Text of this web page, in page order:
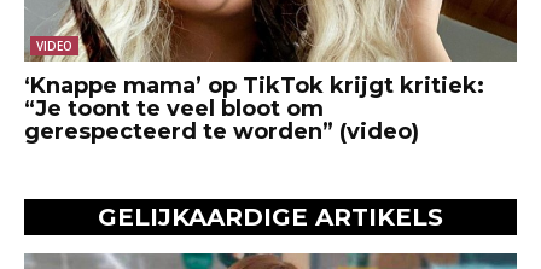
VIDEO
‘Knappe mama’ op TikTok krijgt kritiek:
“Je toont te veel bloot om
gerespecteerd te worden” (video)
GELIJKAARDIGE ARTIKELS